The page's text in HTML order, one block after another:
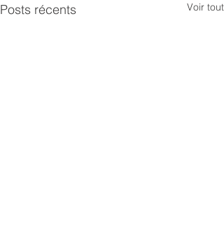
Posts récents Voir tout